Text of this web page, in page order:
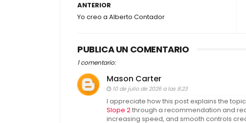
ANTERIOR
Yo creo a Alberto Contador
PUBLICA UN COMENTARIO
1 comentario:
Mason Carter
10 de julio de 2026 a las 8:23
I appreciate how this post explains the
Slope 2through a recommendation and
increasing speed, and smooth controls